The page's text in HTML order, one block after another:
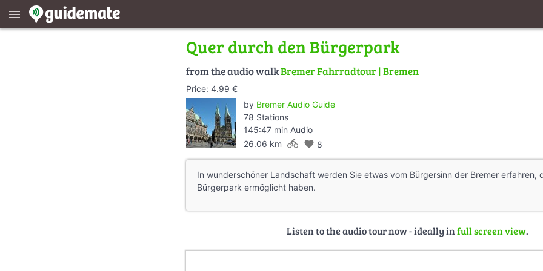
menu
Quer durch den Bürgerpark
from the audio walkBremer Fahrradtour | Bremen
Price: 4.99 €
by Bremer Audio Guide
78 Stations
145:47 min Audio
26.06 km directions_bike favorite 8
In wunderschöner Landschaft werden Sie etwas vom Bürgersinn der Bremer erfahren,
Bürgerpark ermöglicht haben.
Listen to the audio tour now - ideally infull screen view.